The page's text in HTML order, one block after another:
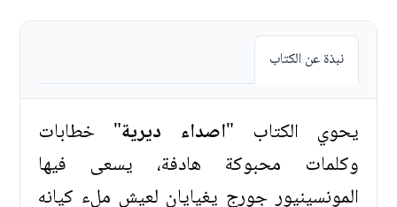
نبذة عن الكتاب
يحوي الكتاب "اصداء ديرية" خطابات
وكلمات محبوكة هادفة، يسعى فيها
المونسينيور جورج يغيايان لعيش ملء كيانه